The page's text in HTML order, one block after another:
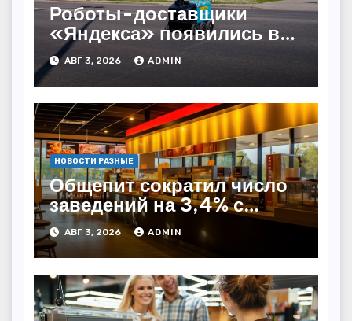
Роботы-доставщики
«Яндекса» появились в
Казахстане
АВГ 3, 2026 ADMIN
НОВОСТИ РАЗНЫЕ
Общепит сократил число
заведений на 3,4% с
начала года — INFOLine
АВГ 3, 2026 ADMIN